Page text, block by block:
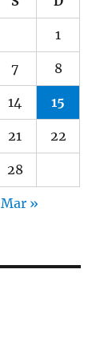
1
7 8
14 15
21 22
28
Mar »